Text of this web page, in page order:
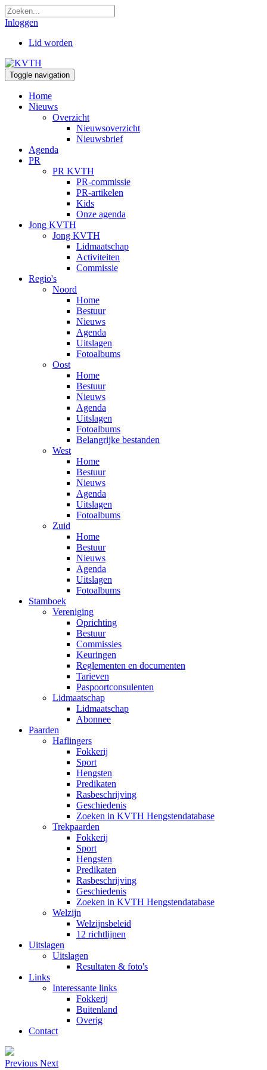
Inloggen
Lid worden
Toggle navigation
Home
Nieuws
Overzicht
Nieuwsoverzicht
Nieuwsbrief
Agenda
PR
PR KVTH
PR-commissie
PR-artikelen
Kids
Onze agenda
Jong KVTH
Jong KVTH
Lidmaatschap
Activiteiten
Commissie
Regio's
Noord
Home
Bestuur
Nieuws
Agenda
Uitslagen
Fotoalbums
Oost
Home
Bestuur
Nieuws
Agenda
Uitslagen
Fotoalbums
Belangrijke bestanden
West
Home
Bestuur
Nieuws
Agenda
Uitslagen
Fotoalbums
Zuid
Home
Bestuur
Nieuws
Agenda
Uitslagen
Fotoalbums
Stamboek
Vereniging
Oprichting
Bestuur
Commissies
Keuringen
Reglementen en documenten
Tarieven
Paspoortconsulenten
Lidmaatschap
Lidmaatschap
Abonnee
Paarden
Haflingers
Fokkerij
Sport
Hengsten
Predikaten
Rasbeschrijving
Geschiedenis
Zoeken in KVTH Hengstendatabase
Trekpaarden
Fokkerij
Sport
Hengsten
Predikaten
Rasbeschrijving
Geschiedenis
Zoeken in KVTH Hengstendatabase
Welzijn
Welzijnsbeleid
12 richtlijnen
Uitslagen
Uitslagen
Resultaten & foto's
Links
Interessante links
Fokkerij
Buitenland
Overig
Contact
Previous Next